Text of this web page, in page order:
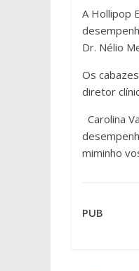
A Hollipop
Dr. Nélio
Os
diretor
Carolina
miminho
PUB